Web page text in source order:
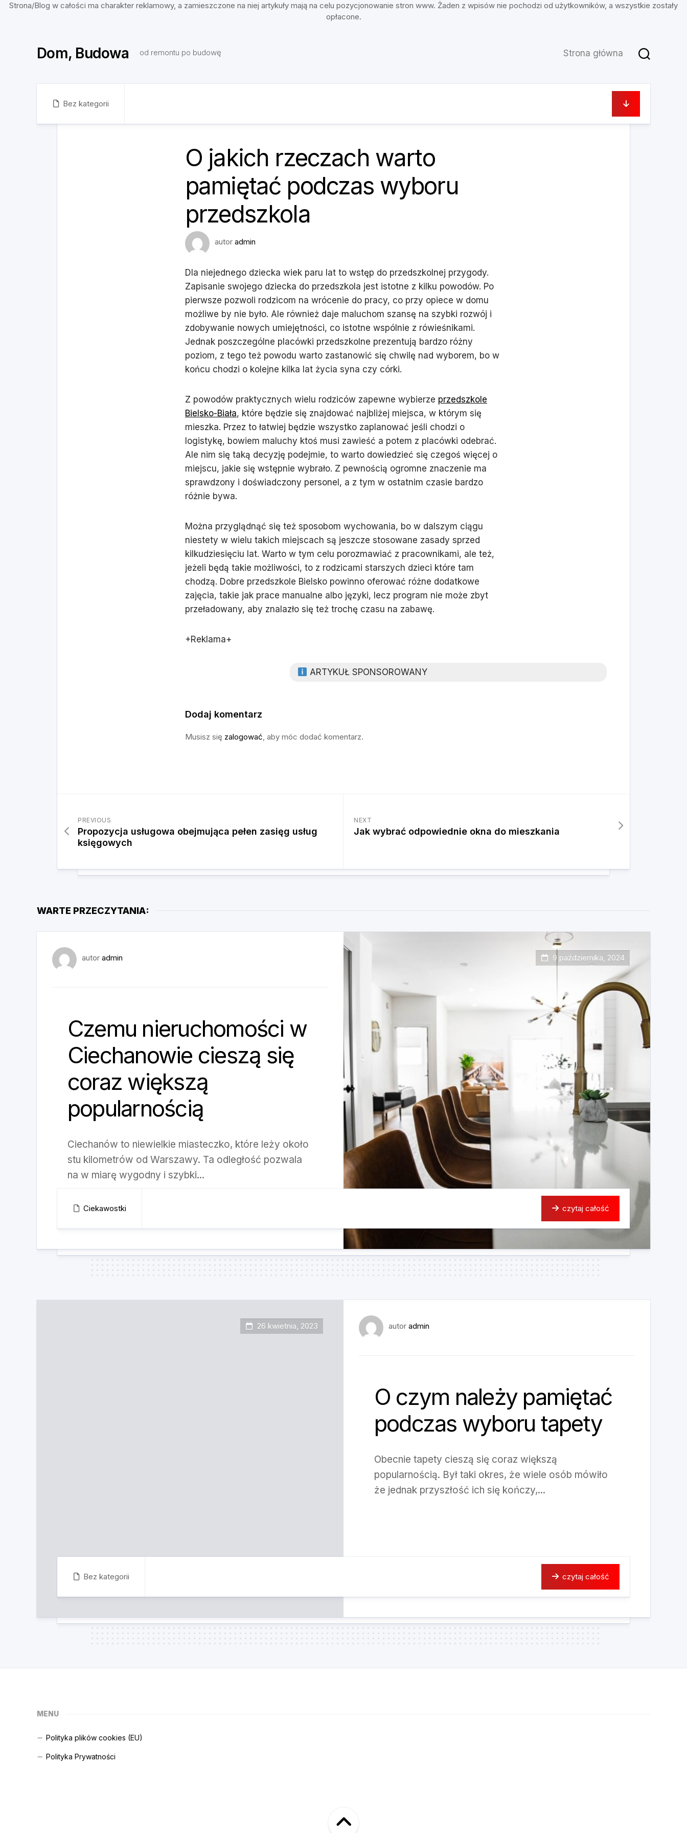
Strona/Blog w całości ma charakter reklamowy, a zamieszczone na niej artykuły mają na celu pozycjonowanie stron www. Żaden z wpisów nie pochodzi od użytkowników, a wszystkie zostały
opłacone.
Dom, Budowa od remontu po budowę Strona główna
Bez kategorii
O jakich rzeczach warto
pamiętać podczas wyboru
przedszkola
autor admin
Dla niejednego dziecka wiek paru lat to wstęp do przedszkolnej przygody.
Zapisanie swojego dziecka do przedszkola jest istotne z kilku powodów. Po
pierwsze pozwoli rodzicom na wrócenie do pracy, co przy opiece w domu
możliwe by nie było. Ale również daje maluchom szansę na szybki rozwój i
zdobywanie nowych umiejętności, co istotne wspólnie z rówieśnikami.
Jednak poszczególne placówki przedszkolne prezentują bardzo różny
poziom, z tego też powodu warto zastanowić się chwilę nad wyborem, bo w
końcu chodzi o kolejne kilka lat życia syna czy córki.
Z powodów praktycznych wielu rodziców zapewne wybierze przedszkole
Bielsko-Biała, które będzie się znajdować najbliżej miejsca, w którym się
mieszka. Przez to łatwiej będzie wszystko zaplanować jeśli chodzi o
logistykę, bowiem maluchy ktoś musi zawieść a potem z placówki odebrać.
Ale nim się taką decyzję podejmie, to warto dowiedzieć się czegoś więcej o
miejscu, jakie się wstępnie wybrało. Z pewnością ogromne znaczenie ma
sprawdzony i doświadczony personel, a z tym w ostatnim czasie bardzo
różnie bywa.
Można przyglądnąć się też sposobom wychowania, bo w dalszym ciągu
niestety w wielu takich miejscach są jeszcze stosowane zasady sprzed
kilkudziesięciu lat. Warto w tym celu porozmawiać z pracownikami, ale też,
jeżeli będą takie możliwości, to z rodzicami starszych dzieci które tam
chodzą. Dobre przedszkole Bielsko powinno oferować różne dodatkowe
zajęcia, takie jak prace manualne albo języki, lecz program nie może zbyt
przeładowany, aby znalazło się też trochę czasu na zabawę.
+Reklama+
ARTYKUŁ SPONSOROWANY
Dodaj komentarz
Musisz się zalogować, aby móc dodać komentarz.
NEXT
Jak wybrać odpowiednie okna do mieszkania
PREVIOUS
Propozycja usługowa obejmująca pełen zasięg usług
księgowych
WARTE PRZECZYTANIA:
9 października, 2024
autor admin
Czemu nieruchomości w
Ciechanowie cieszą się
coraz większą
popularnością
Ciechanów to niewielkie miasteczko, które leży około
stu kilometrów od Warszawy. Ta odległość pozwala
na w miarę wygodny i szybki...
Ciekawostki czytaj całość
26 kwietnia, 2023 autor admin
O czym należy pamiętać
podczas wyboru tapety
Obecnie tapety cieszą się coraz większą
popularnością. Był taki okres, że wiele osób mówiło
że jednak przyszłość ich się kończy,...
Bez kategorii czytaj całość
MENU
Polityka plików cookies (EU)
Polityka Prywatności